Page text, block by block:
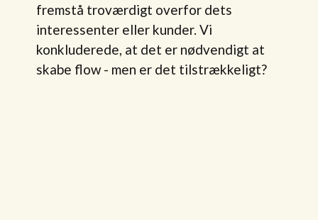
fremstå troværdigt overfor dets
interessenter eller kunder. Vi
konkluderede, at det er nødvendigt at
skabe flow - men er det tilstrækkeligt?